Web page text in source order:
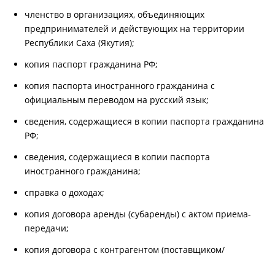
членство в организациях, объединяющих
предпринимателей и действующих на территории
Республики Саха (Якутия);
копия паспорт гражданина РФ;
копия паспорта иностранного гражданина с
официальным переводом на русский язык;
сведения, содержащиеся в копии паспорта гражданина
РФ;
сведения, содержащиеся в копии паспорта
иностранного гражданина;
справка о доходах;
копия договора аренды (субаренды) с актом приема-
передачи;
копия договора с контрагентом (поставщиком/